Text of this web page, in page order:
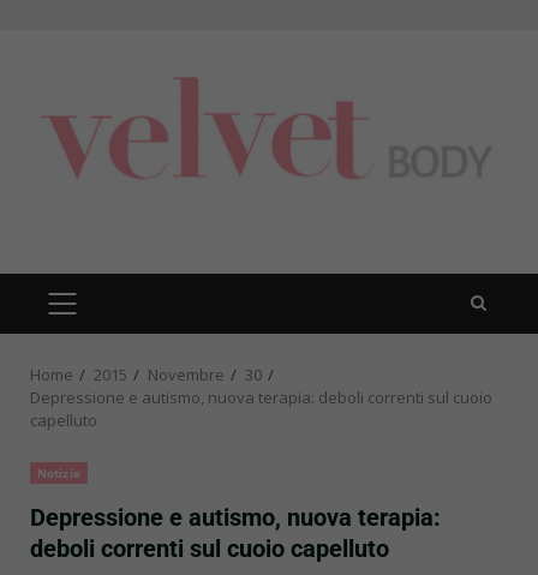
PRIMARY
MENU
Home 2015 Novembre
30
Depressione e autismo, nuova terapia: deboli correnti sul cuoio
capelluto
Notizie
Depressione e autismo, nuova terapia:
deboli correnti sul cuoio capelluto